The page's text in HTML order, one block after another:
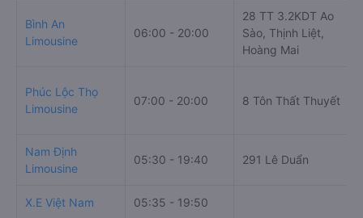
Bình An
Limousine
06:00 - 20:00
28 TT 3.2KDT Ao
Sào, Thịnh Liệt,
Hoàng Mai
Phúc Lộc Thọ
Limousine
07:00 - 20:00 8 Tôn Thất Thuyết
Nam Định
Limousine
05:30 - 19:40 291 Lê Duẩn
X.E Việt Nam 05:35 - 19:50